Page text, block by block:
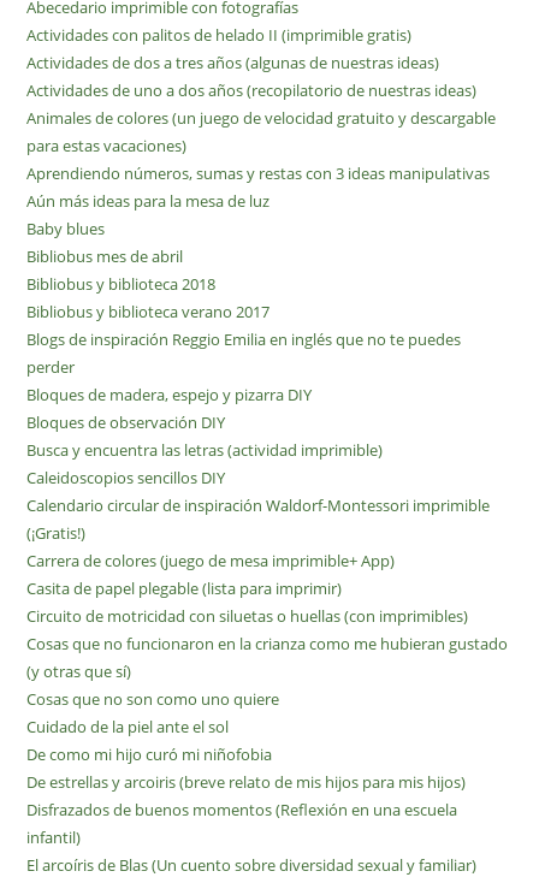
Abecedario imprimible con fotografías
Actividades con palitos de helado II (imprimible gratis)
Actividades de dos a tres años (algunas de nuestras ideas)
Actividades de uno a dos años (recopilatorio de nuestras ideas)
Animales de colores (un juego de velocidad gratuito y descargable
para estas vacaciones)
Aprendiendo números, sumas y restas con 3 ideas manipulativas
Aún más ideas para la mesa de luz
Baby blues
Bibliobus mes de abril
Bibliobus y biblioteca 2018
Bibliobus y biblioteca verano 2017
Blogs de inspiración Reggio Emilia en inglés que no te puedes
perder
Bloques de madera, espejo y pizarra DIY
Bloques de observación DIY
Busca y encuentra las letras (actividad imprimible)
Caleidoscopios sencillos DIY
Calendario circular de inspiración Waldorf-Montessori imprimible
(¡Gratis!)
Carrera de colores (juego de mesa imprimible+ App)
Casita de papel plegable (lista para imprimir)
Circuito de motricidad con siluetas o huellas (con imprimibles)
Cosas que no funcionaron en la crianza como me hubieran gustado
(y otras que sí)
Cosas que no son como uno quiere
Cuidado de la piel ante el sol
De como mi hijo curó mi niñofobia
De estrellas y arcoiris (breve relato de mis hijos para mis hijos)
Disfrazados de buenos momentos (Reflexión en una escuela
infantil)
El arcoíris de Blas (Un cuento sobre diversidad sexual y familiar)